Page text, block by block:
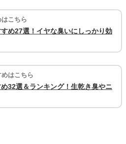
こちら
め27選！イヤな臭いにしっかり効
はこちら
32選＆ランキング！生乾き臭やニ